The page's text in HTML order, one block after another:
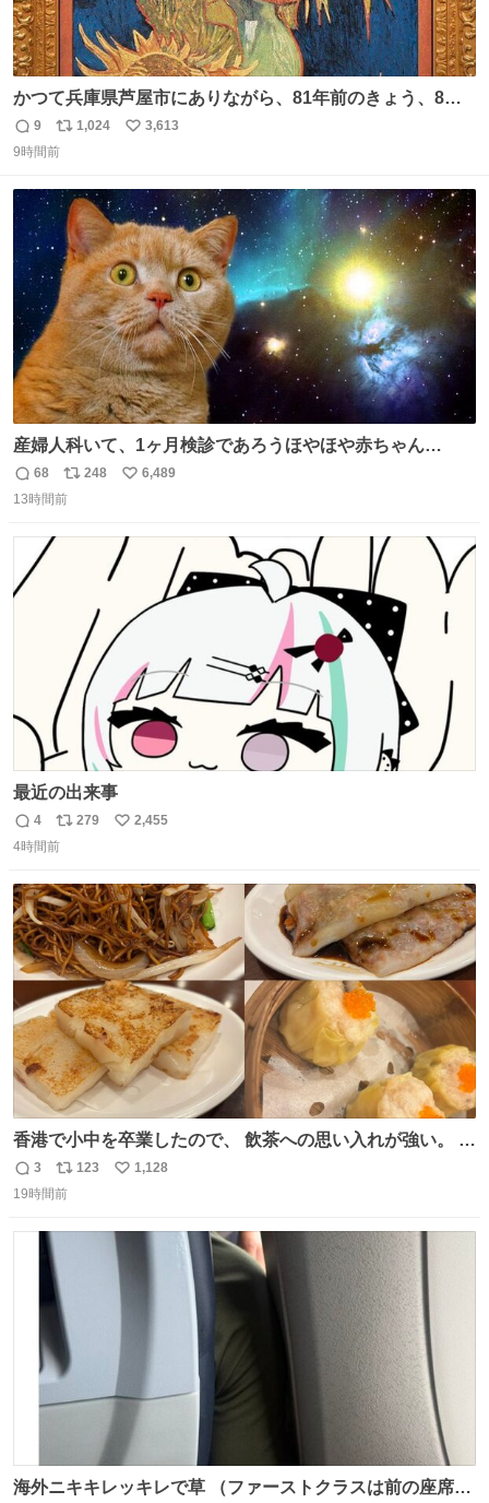
かつて兵庫県芦屋市にありながら、81年前のきょう、8月6
日の阪神大空襲の折に残念ながら焼失した、 #ゴッホ の幻
の「 #ヒマワリ 」。 当館は、東京都にある武者小路実篤記
り陶板で原寸大に再現し、2014年より展示しています。 #
大塚国際美術館
返
信
9
リ
ポ
ト
数
1,024
い
数
3,613
9時間前
産婦人科いて、1ヶ月検診であろうほやほや赤ちゃん👩‍🍼
と推定2,3歳の女の子👧🏻をワンオペで連れてるママがいる
のだけども 女の子ずっとママの側から離れない…⁉️ 手を繋
たいにﾄﾃﾄﾃついてってるし逃走しないし脱走しないし逃げ
ないし走ら文字数
返
信
68
リ
ポ
248
い
数
6,489
13時間前
最近の出来事
返
信
4
リ
ポ
ト
数
279
い
数
2,455
4時間前
香港で小中を卒業したので、 飲茶への思い入れが強い。 常
に現地の味を探している。 横浜中華街まで行き、店を厳選
すれば流石に出会えるけど、もっと近場で気軽に行ける店
たけど、 総合的には満足。
返
信
3
リ
ポ
数
123
い
数
1,128
19時間前
海外ニキキレッキレで草 （ファーストクラスは前の座席で